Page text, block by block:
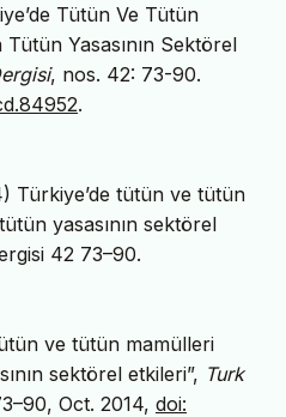
Tütün Ve Tütün
Yasasının Sektörel
, nos. 42: 73-90.
.
Türkiye’de tütün ve tütün
yasasının sektörel
42 73–90.
ve tütün mamülleri
sektörel etkileri”, Turk
Oct. 2014, doi: